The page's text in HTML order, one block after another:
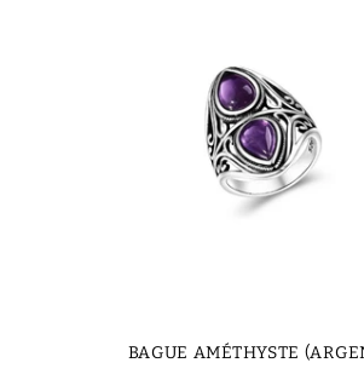
BAGUE AMÉTHYSTE